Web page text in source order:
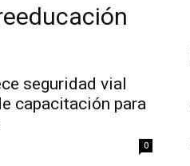
seguridad vial
capacitación para
0